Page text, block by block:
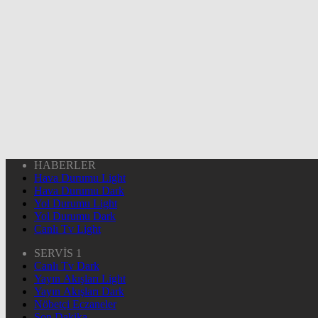
HABERLER
Hava Durumu Light
Hava Durumu Dark
Yol Durumu Light
Yol Durumu Dark
Canlı Tv Light
SERVİS 1
Canlı Tv Dark
Yayın Akışları Light
Yayın Akışları Dark
Nöbetçi Eczaneler